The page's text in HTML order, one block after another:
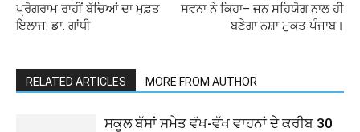
ਪ੍ਰੋਗਰਾਮ ਰਾਹੀਂ ਬੱਚਿਆਂ ਦਾ ਮੁਫ਼ਤ
ਇਲਾਜ: ਡਾ. ਗਾਂਧੀ
ਸਵਨਾ ਨੇ ਕਿਹਾ– ਜਨ ਸਹਿਯੋਗ ਨਾਲ ਹੀ
ਬਣੇਗਾ ਨਸ਼ਾ ਮੁਕਤ ਪੰਜਾਬ।
RELATED ARTICLES MORE FROM AUTHOR
ਸਕੂਲ ਬੱਸਾਂ ਸਮੇਤ ਵੱਖ-ਵੱਖ ਵਾਹਨਾਂ ਦੇ ਕਰੀਬ 30